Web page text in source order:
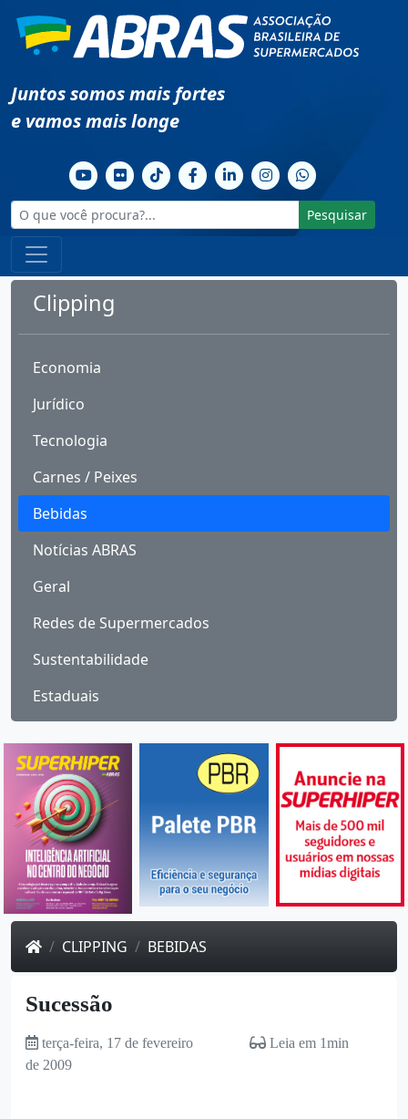
Juntos somos mais fortes
e vamos mais longe
Pesquisar
Clipping
Economia
Jurídico
Tecnologia
Carnes / Peixes
Bebidas
Notícias ABRAS
Geral
Redes de Supermercados
Sustentabilidade
Estaduais
CLIPPING BEBIDAS
Sucessão
terça-feira, 17 de fevereiro
de 2009
Leia em 1min